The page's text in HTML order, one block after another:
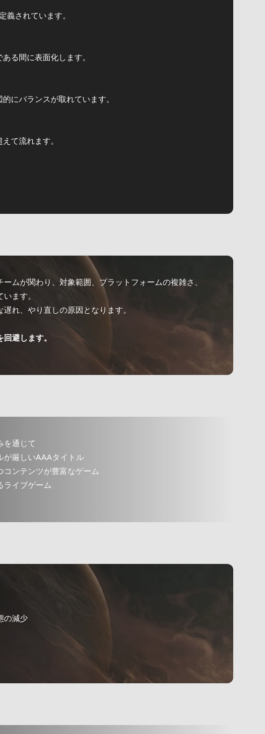
義されています。
る間に表面化します。
にバランスが取れています。
て流れます。
ムが関わり、対象範囲、プラットフォームの複雑さ、
ます。
れ、やり直しの原因となります。
避します。
を通じて
が厳しいAAAタイトル
ンテンツが豊富なゲーム
ライブゲーム
の減少